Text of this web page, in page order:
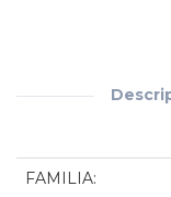
FAMILIA: